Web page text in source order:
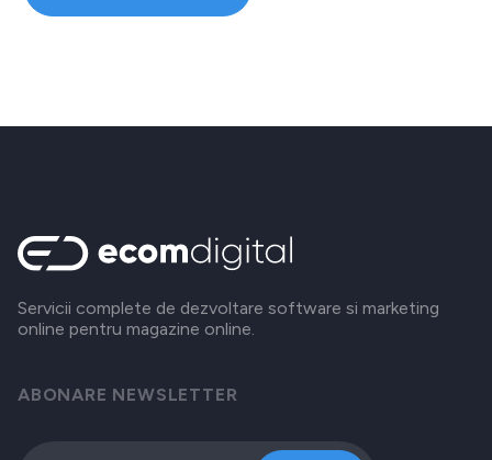
Servicii complete de dezvoltare software si marketing
online pentru magazine online.
ABONARE NEWSLETTER